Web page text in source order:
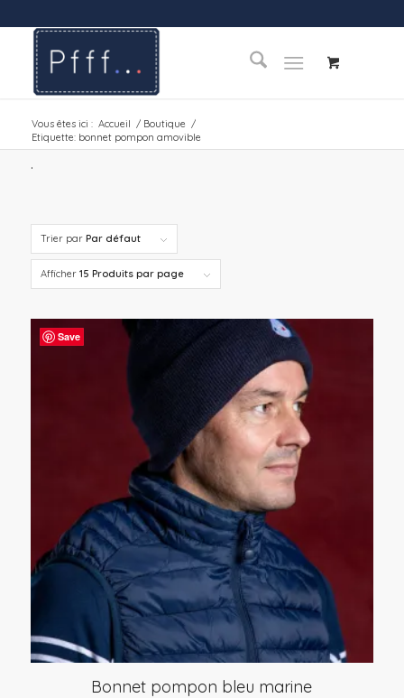
Vous êtes ici : Accueil / Boutique /
Etiquette: bonnet pompon amovible
.
Trier par Par défaut
Afficher 15 Produits par page
Save
Bonnet pompon bleu marine